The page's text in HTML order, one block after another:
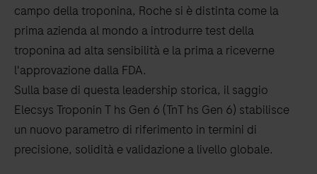
campo della troponina, Roche si è distinta come la
prima azienda al mondo a introdurre test della
troponina ad alta sensibilità e la prima a riceverne
l'approvazione dalla FDA.
Sulla base di questa leadership storica, il saggio
Elecsys Troponin T hs Gen 6 (TnT hs Gen 6) stabilisce
un nuovo parametro di riferimento in termini di
precisione, solidità e validazione a livello globale.